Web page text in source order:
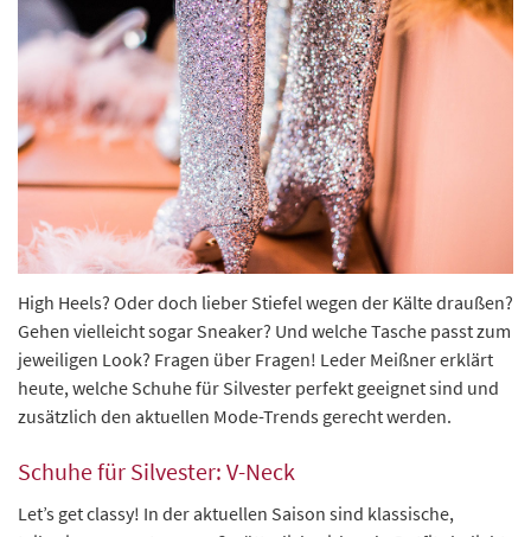
High Heels? Oder doch lieber Stiefel wegen der Kälte draußen?
Gehen vielleicht sogar Sneaker? Und welche Tasche passt zum
jeweiligen Look? Fragen über Fragen! Leder Meißner erklärt
heute, welche Schuhe für Silvester perfekt geeignet sind und
zusätzlich den aktuellen Mode-Trends gerecht werden.
Schuhe für Silvester: V-Neck
Let’s get classy! In der aktuellen Saison sind klassische,